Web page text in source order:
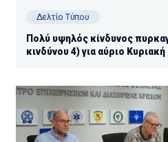
Δελτίο Τύπου
Πολύ υψηλός κίνδυνος
κινδύνου 4) για αύριο